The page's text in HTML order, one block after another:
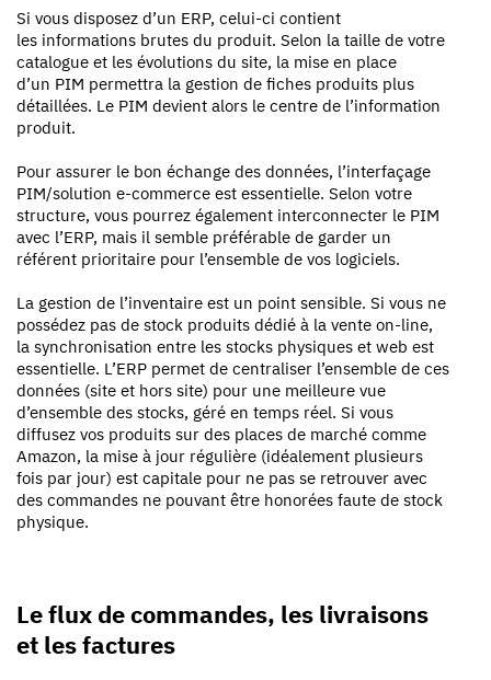
Si vous disposez d’un ERP, celui-ci contient
les informations brutes du produit. Selon la taille de votre
catalogue et les évolutions du site, la mise en place
d’un PIM permettra la gestion de fiches produits plus
détaillées. Le PIM devient alors le centre de l’information
produit.
Pour assurer le bon échange des données, l’interfaçage
PIM/solution e-commerce est essentielle. Selon votre
structure, vous pourrez également interconnecter le PIM
avec l’ERP, mais il semble préférable de garder un
référent prioritaire pour l’ensemble de vos logiciels.
La gestion de l’inventaire est un point sensible. Si vous ne
possédez pas de stock produits dédié à la vente on-line,
la synchronisation entre les stocks physiques et web est
essentielle. L’ERP permet de centraliser l’ensemble de ces
données (site et hors site) pour une meilleure vue
d’ensemble des stocks, géré en temps réel. Si vous
diffusez vos produits sur des places de marché comme
Amazon, la mise à jour régulière (idéalement plusieurs
fois par jour) est capitale pour ne pas se retrouver avec
des commandes ne pouvant être honorées faute de stock
physique.
Le flux de commandes, les livraisons
et les factures